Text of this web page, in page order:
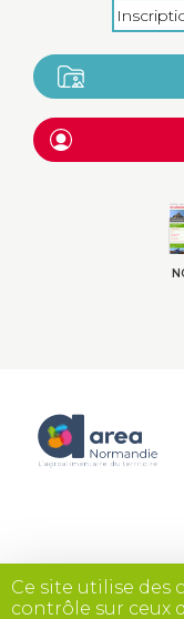
Ce site utilise des
contrôle sur ceux